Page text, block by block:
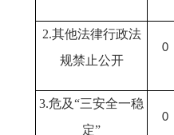
2.其他法律行政法
规禁止公开
0
3.危及“三安全一稳
定”
0